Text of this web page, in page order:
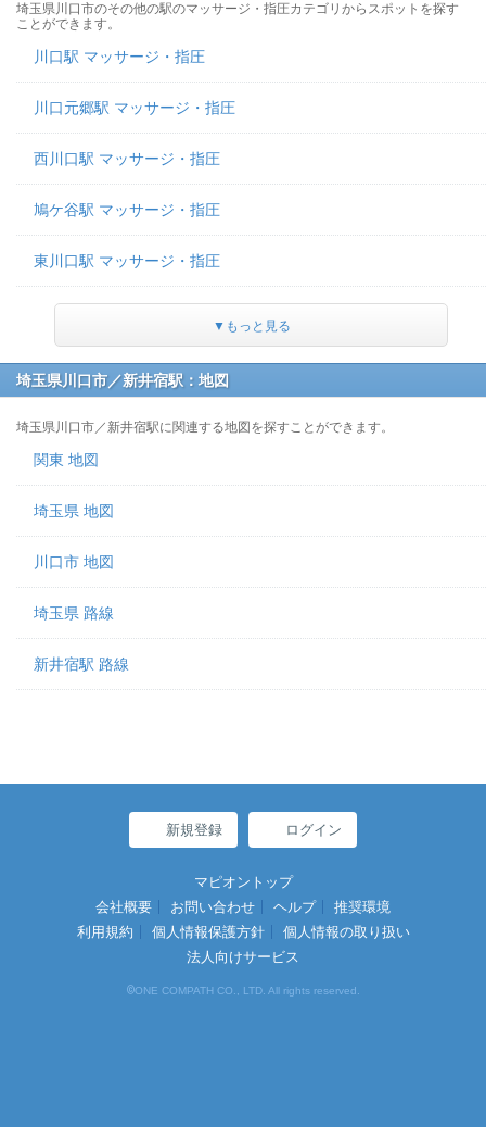
埼玉県川口市のその他の駅のマッサージ・指圧カテゴリからスポットを探す
ことができます。
川口駅 マッサージ・指圧
川口元郷駅 マッサージ・指圧
西川口駅 マッサージ・指圧
鳩ケ谷駅 マッサージ・指圧
東川口駅 マッサージ・指圧
▼もっと見る
埼玉県川口市／新井宿駅：地図
埼玉県川口市／新井宿駅に関連する地図を探すことができます。
関東 地図
埼玉県 地図
川口市 地図
埼玉県 路線
新井宿駅 路線
新規登録 ログイン
マピオントップ
会社概要
お問い合わせ ヘルプ
推奨環境
利用規約
個人情報保護方針
個人情報の取り扱い
法人向けサービス
©ONE COMPATH CO., LTD. All rights reserved.